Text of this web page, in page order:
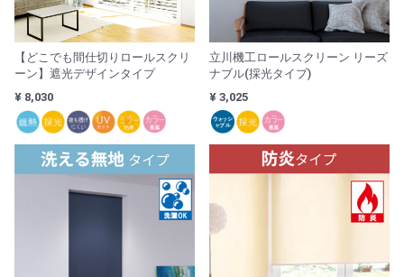
【どこでも間仕切りロールスクリ
ーン】遮光デザインタイプ
¥ 8,030
立川機工ロールスクリーン リーズ
ナブル(採光タイプ)
¥ 3,025